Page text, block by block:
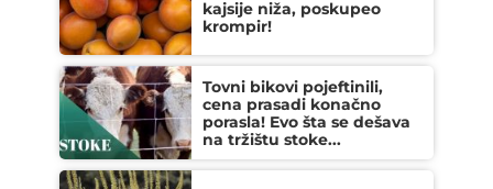
kajsije niža, poskupeo
krompir!
Tovni bikovi pojeftinili,
cena prasadi konačno
porasla! Evo šta se dešava
na tržištu stoke...